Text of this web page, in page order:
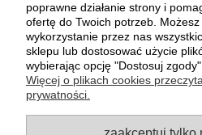
poprawne działanie strony i
ofertę do Twoich potrzeb.
wykorzystanie przez nas
sklepu lub dostosować użycie
wybierając opcję "Dostosuj zgody".
Więcej o plikach cookies
prywatności.